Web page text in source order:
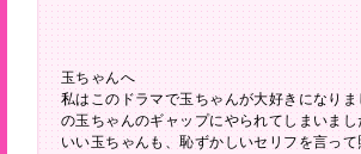
玉ちゃんへ
私はこのドラマで玉ちゃんが大好きになり
の玉ちゃんのギャップにやられてしまいま
いい玉ちゃんも、恥ずかしいセリフを言っ